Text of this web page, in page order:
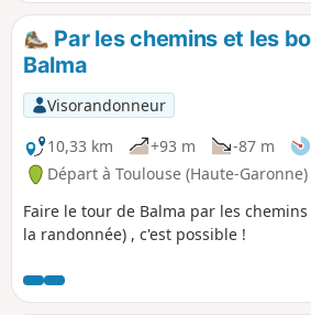
Par les chemins et les
Balma
Visorandonneur
10,33 km
+93 m -87 m
Départ à Toulouse (Haute-Garonne)
Faire le tour de Balma par les
la randonnée) , c'est possible !